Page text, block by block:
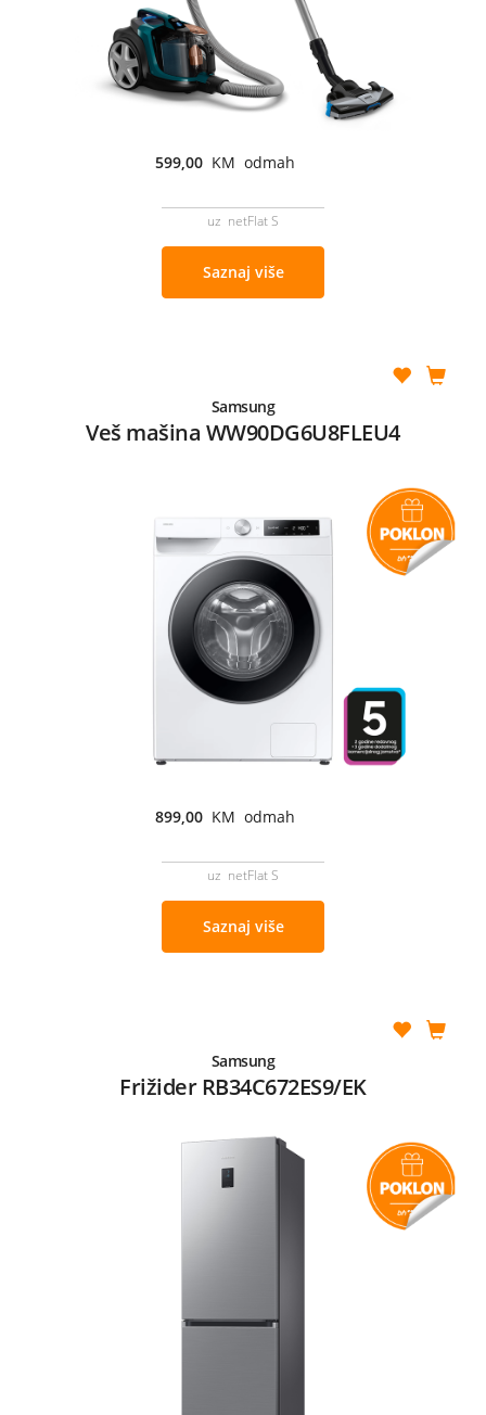
599,00 KM odmah
uz netFlat S
Saznaj više
Samsung
Veš mašina WW90DG6U8FLEU4
899,00 KM odmah
uz netFlat S
Saznaj više
Samsung
Frižider RB34C672ES9/EK